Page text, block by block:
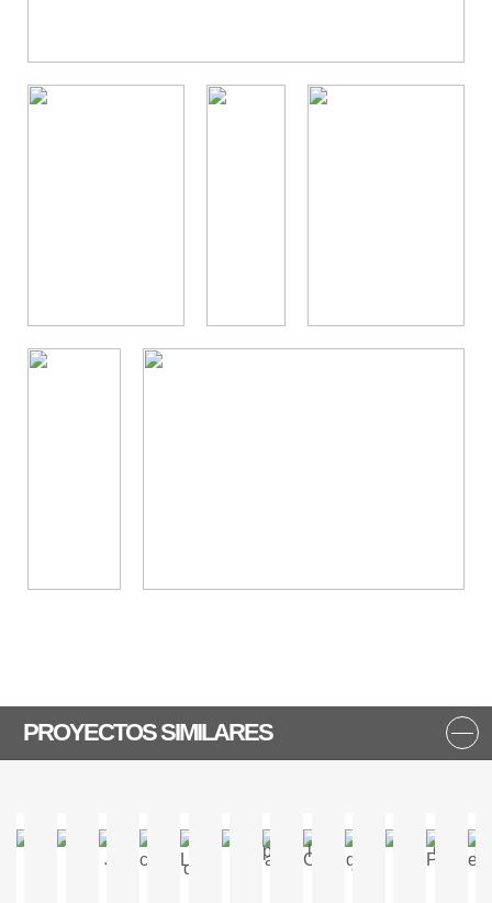
PROYECTOS SIMILARES